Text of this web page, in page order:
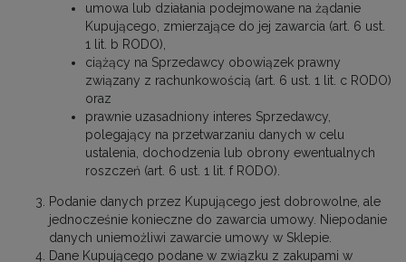
umowa lub działania podejmowane na żądanie
Kupującego, zmierzające do jej zawarcia (art. 6 ust.
1 lit. b RODO),
ciążący na Sprzedawcy obowiązek prawny
związany z rachunkowością (art. 6 ust. 1 lit. c RODO)
oraz
prawnie uzasadniony interes Sprzedawcy,
polegający na przetwarzaniu danych w celu
ustalenia, dochodzenia lub obrony ewentualnych
roszczeń (art. 6 ust. 1 lit. f RODO).
Podanie danych przez Kupującego jest dobrowolne, ale
jednocześnie konieczne do zawarcia umowy. Niepodanie
danych uniemożliwi zawarcie umowy w Sklepie.
Dane Kupującego podane w związku z zakupami w